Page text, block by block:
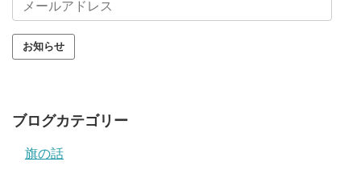
ー
ル
ア
ブログカテゴリー
旗の話